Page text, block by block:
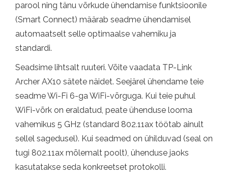
parool ning tänu võrkude ühendamise funktsioonile
(Smart Connect) määrab seadme ühendamisel
automaatselt selle optimaalse vahemiku ja
standardi.
Seadsime lihtsalt ruuteri. Võite vaadata TP-Link
Archer AX10 sätete näidet. Seejärel ühendame teie
seadme Wi-Fi 6-ga WiFi-võrguga. Kui teie puhul
WiFi-võrk on eraldatud, peate ühenduse looma
vahemikus 5 GHz (standard 802.11ax töötab ainult
sellel sagedusel). Kui seadmed on ühilduvad (seal on
tugi 802.11ax mõlemalt poolt), ühenduse jaoks
kasutatakse seda konkreetset protokolli.